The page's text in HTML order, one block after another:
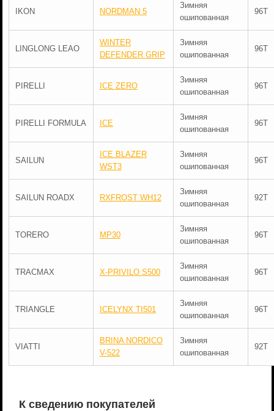
IKON NORDMAN 5
Зимняя
ошипованная
96T
LINGLONG LEAO
WINTER
DEFENDER GRIP
Зимняя
ошипованная
96T
PIRELLI ICE ZERO
Зимняя
ошипованная
96T
PIRELLI FORMULA ICE
Зимняя
ошипованная
96T
SAILUN
ICE BLAZER
WST3
Зимняя
ошипованная
96T
SAILUN ROADX RXFROST WH12
Зимняя
ошипованная
92T
TORERO MP30
Зимняя
ошипованная
96T
TRACMAX X-PRIVILO S500
Зимняя
ошипованная
96T
TRIANGLE ICELYNX TI501
Зимняя
ошипованная
96T
VIATTI
BRINA NORDICO
V-522
Зимняя
ошипованная
92T
К сведению покупателей